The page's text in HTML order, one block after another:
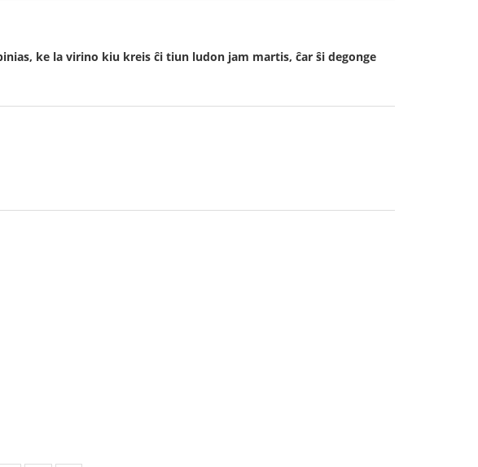
ke la virino kiu kreis ĉi tiun ludon jam martis, ĉar ŝi degonge